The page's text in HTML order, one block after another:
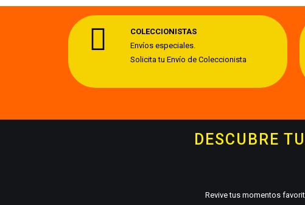
COLECCIONISTAS
Envíos especiales.
Solicita tu Envío de Coleccionista
DESCUBRE
Revive tus momentos